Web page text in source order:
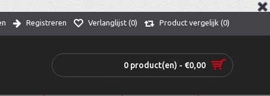
Registreren Verlanglijst (0) Product vergelijk (0)
0 product(en) - €0,00